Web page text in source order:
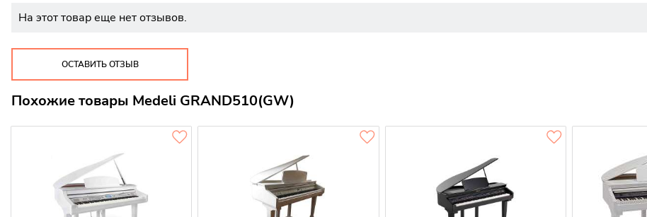
На этот товар еще нет отзывов.
ОСТАВИТЬ ОТЗЫВ
Похожие товары Medeli GRAND510(GW)